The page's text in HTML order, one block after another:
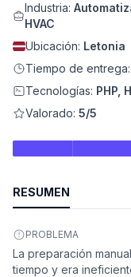
Industria:
HVAC
Ubicación: Letonia
Tiempo de entrega:
Tecnologías: PHP,
Valorado: 5/5
RESUMEN
PROBLEMA
La preparación
tiempo y era